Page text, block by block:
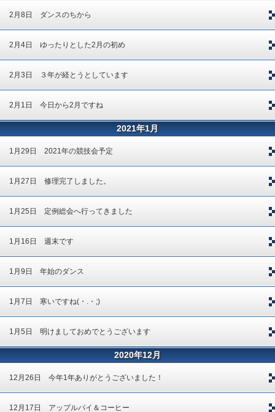
2月8日 ダンスのちから
2月4日 ゆったりとした2月の初め
2月3日 ３年が経とうとしています
2月1日 今日から2月ですね
2021年1月
1月29日 2021年の競技会予定
1月27日 修理完了しました。
1月25日 定例総会へ行ってきました
1月16日 週末です
1月9日 年始のダンス
1月7日 寒いですね(・.・;)
1月5日 明けましておめでとうございます
2020年12月
12月26日 今年1年ありがとうございました！
12月17日 アップルパイ＆コーヒー